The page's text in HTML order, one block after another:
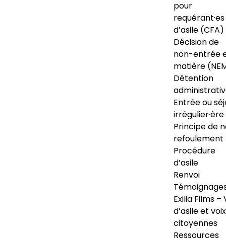
pour
requérant·es
d’asile (CFA)
Décision de
non-entrée
matière
Détention
Entrée ou
irrégulier·ère
Principe de
refoulement
Procédure
d’asile
Renvoi
Exilia Films –
d’asile et voix
citoyennes
Ressources